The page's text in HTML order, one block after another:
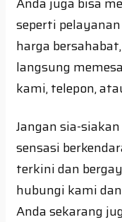
seperti
harga
langsung
kami, telepon,
Jangan sia-
sensasi
terkini dan
hubungi kami
Anda sekarang